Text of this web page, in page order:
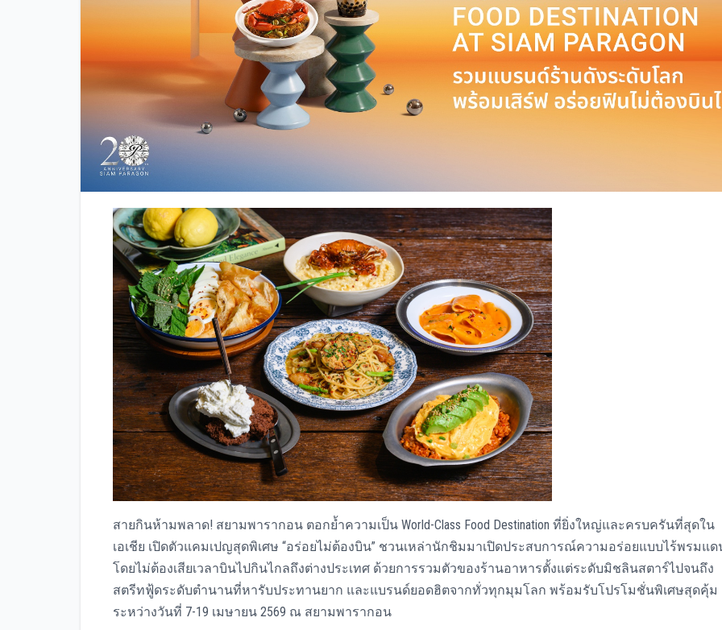
สายกินห้ามพลาด! สยามพารากอน ตอกย้ำความเป็น World-Class Food Destination ที่ยิ่งใหญ่และครบครันที่สุดใน
เอเชีย เปิดตัวแคมเปญสุดพิเศษ “อร่อยไม่ต้องบิน” ชวนเหล่านักชิมมาเปิดประสบการณ์ความอร่อยแบบไร้พรมแด
โดยไม่ต้องเสียเวลาบินไปกินไกลถึงต่างประเทศ ด้วยการรวมตัวของร้านอาหารตั้งแต่ระดับมิชลินสตาร์ไปจนถึง
สตรีทฟู้ดระดับตำนานที่หารับประทานยาก และแบรนด์ยอดฮิตจากทั่วทุกมุมโลก พร้อมรับโปรโมชั่นพิเศษสุดคุ้ม
ระหว่างวันที่ 7-19 เมษายน 2569 ณ สยามพารากอน